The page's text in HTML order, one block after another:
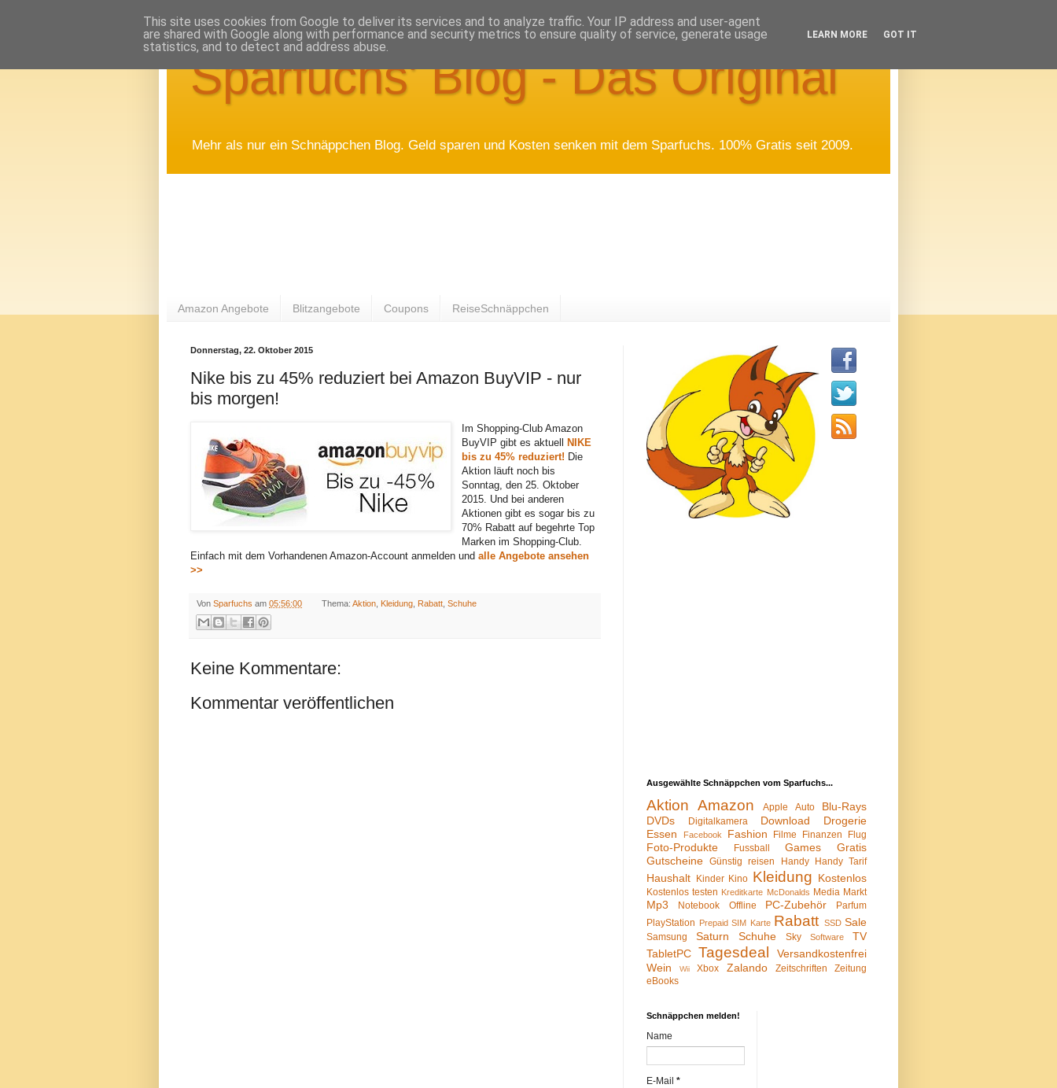
Sparfuchs' Blog - Das Original
Mehr als nur ein Schnäppchen Blog. Geld sparen und Kosten senken mit dem Sparfuchs. 100% Gratis seit 2009.
Amazon Angebote Blitzangebote Coupons ReiseSchnäppchen
Donnerstag, 22. Oktober 2015
Nike bis zu 45% reduziert bei Amazon BuyVIP - nur
bis morgen!
Im Shopping-Club Amazon
BuyVIP gibt es aktuell
NIKE
bis zu 45% reduziert! Die
Aktion läuft noch bis
Sonntag, den 25. Oktober
2015. Und bei anderen
Aktionen gibt es sogar bis zu
70% Rabatt auf begehrte Top
Marken im Shopping-Club.
Einfach mit dem Vorhandenen Amazon-Account anmelden und alle Angebote ansehen
>>
Von Sparfuchs am 05:56:00 Thema: Aktion, Kleidung, Rabatt, Schuhe
Keine Kommentare:
Kommentar veröffentlichen
Ausgewählte Schnäppchen vom Sparfuchs...
Aktion Amazon Apple Auto
Blu-Rays
DVDs
Digitalkamera Download
Drogerie
Essen
Facebook Fashion Filme Finanzen Flug
Foto-Produkte Fussball Games
Gratis
Gutscheine Günstig reisen Handy Handy Tarif
Haushalt Kinder Kino Kleidung Kostenlos
Kostenlos testen Kreditkarte McDonalds Media Markt
Mp3 Notebook Offline PC-Zubehör
Parfum
PlayStation Prepaid SIM Karte Rabatt SSD Sale
Samsung Saturn Schuhe Sky Software
TV
TabletPC Tagesdeal
Versandkostenfrei
Wein
Wii Xbox Zalando Zeitschriften
Zeitung
eBooks
Schnäppchen melden!
Name
E-Mail *
This site uses cookies from Google to deliver its services and to analyze traffic. Your IP address and user-agent
are shared with Google along with performance and security metrics to ensure quality of service, generate usage
statistics, and to detect and address abuse.
LEARN MORE GOT IT